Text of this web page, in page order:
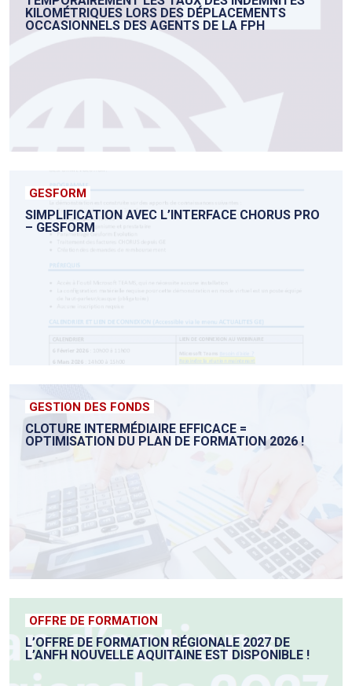
KILOMÉTRIQUES LORS DES DÉPLACEMENTS
OCCASIONNELS DES AGENTS DE LA FPH
GESFORM
SIMPLIFICATION AVEC L’INTERFACE CHORUS PRO
– GESFORM
GESTION DES FONDS
CLOTURE INTERMÉDIAIRE EFFICACE =
OPTIMISATION DU PLAN DE FORMATION 2026 !
OFFRE DE FORMATION
L’OFFRE DE FORMATION RÉGIONALE 2027 DE
L’ANFH NOUVELLE AQUITAINE EST DISPONIBLE !